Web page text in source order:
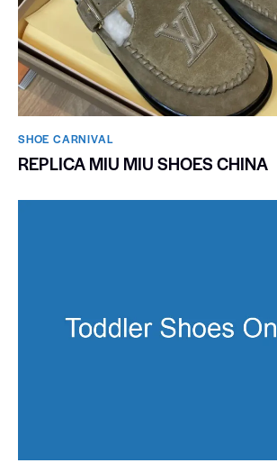
SHOE CARNIVAL​
REPLICA MIU MIU SHOES CHINA